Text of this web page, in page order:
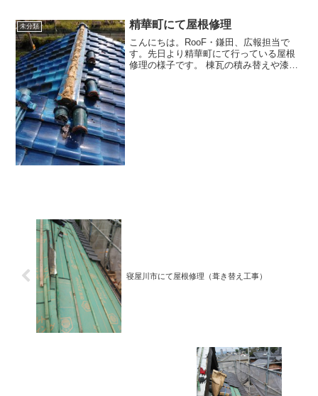
未分類 精華町にて屋根修理
こんにちは。RooF・鎌田、広報担当で
す。先日より精華町にて行っている屋根
修理の様子です。 棟瓦の積み替えや漆喰
寝屋川市にて屋根修理（葺き替え工事）